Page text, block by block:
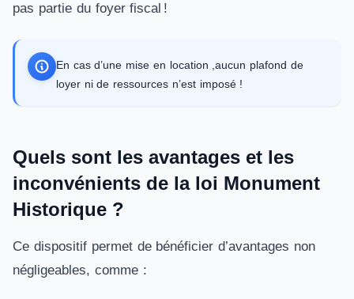
pas partie du foyer fiscal !
En cas d’une mise en location ,aucun plafond de
loyer ni de ressources n’est imposé !
Quels sont les avantages et les
inconvénients de la loi Monument
Historique ?
Ce dispositif permet de bénéficier d’avantages non
négligeables, comme :